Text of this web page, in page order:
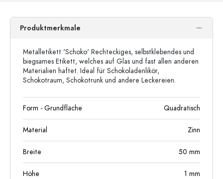
Produktmerkmale
Metalletikett 'Schoko' Rechteckiges, selbstklebendes und
biegsames Etikett, welches auf Glas und fast allen anderen
Materialien haftet. Ideal für Schokoladenlikör,
Schokotraum, Schokotrunk und andere Leckereien.
Form - Grundfläche Quadratisch
Material Zinn
Breite 50 mm
Höhe 1 mm